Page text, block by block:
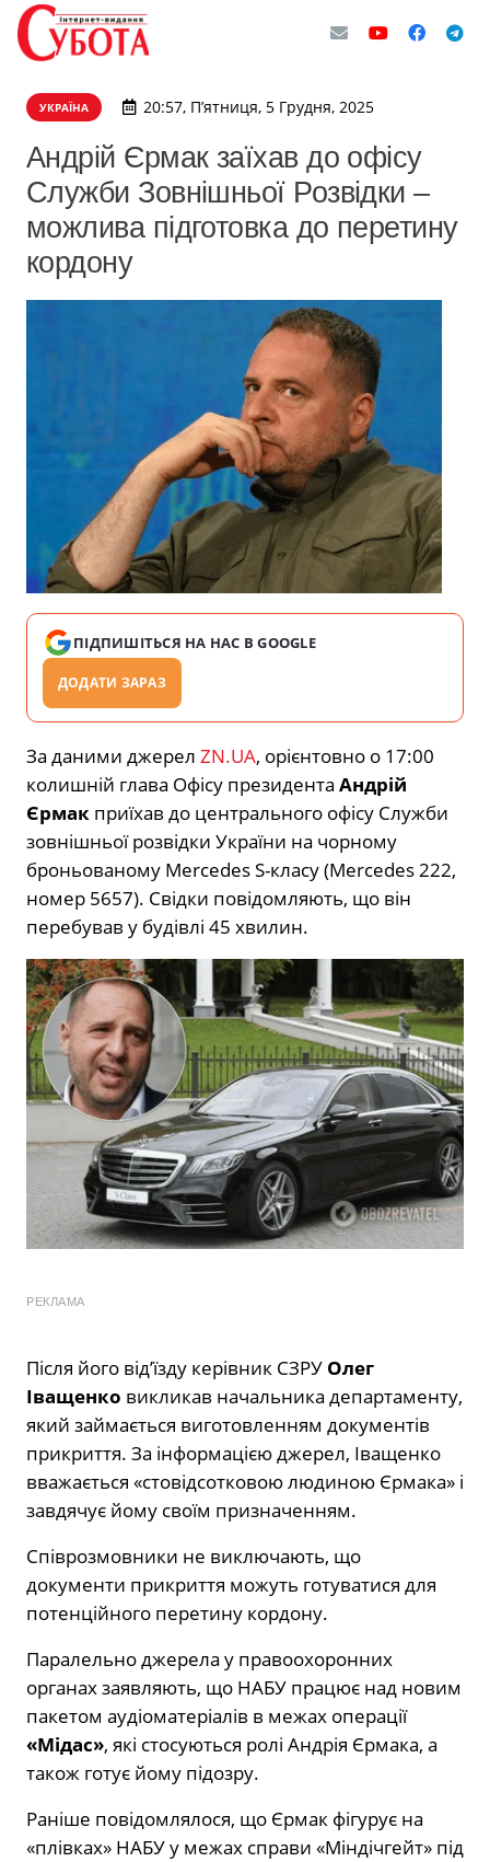
УКРАЇНА 20:57, П’ятниця, 5 Грудня, 2025
Андрій Єрмак заїхав до офісу
Служби Зовнішньої Розвідки –
можлива підготовка до перетину
кордону
ПІДПИШІТЬСЯ НА НАС В GOOGLE
ДОДАТИ ЗАРАЗ
За даними джерел ZN.UA, орієнтовно о 17:00
колишній глава Офісу президента Андрій
Єрмак приїхав до центрального офісу Служби
зовнішньої розвідки України на чорному
броньованому Mercedes S-класу (Mercedes 222,
номер 5657). Свідки повідомляють, що він
перебував у будівлі 45 хвилин.
РЕКЛАМА
Після його від’їзду керівник СЗРУ Олег
Іващенко викликав начальника департаменту,
який займається виготовленням документів
прикриття. За інформацією джерел, Іващенко
вважається «стовідсотковою людиною Єрмака» і
завдячує йому своїм призначенням.
Співрозмовники не виключають, що
документи прикриття можуть готуватися для
потенційного перетину кордону.
Паралельно джерела у правоохоронних
органах заявляють, що НАБУ працює над новим
пакетом аудіоматеріалів в межах операції
«Мідас», які стосуються ролі Андрія Єрмака, а
також готує йому підозру.
Раніше повідомлялося, що Єрмак фігурує на
«плівках» НАБУ у межах справи «Міндічгейт» під